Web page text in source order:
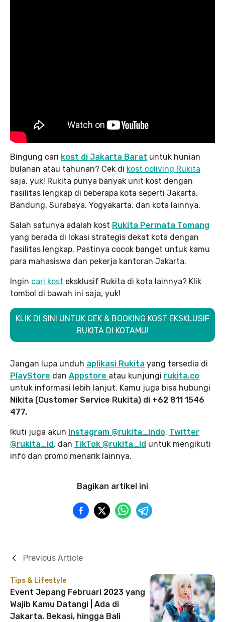
Bingung cari kost di Jakarta Barat untuk hunian
bulanan atau tahunan? Cek di kost coliving Rukita
saja, yuk! Rukita punya banyak unit kost dengan
fasilitas lengkap di beberapa kota seperti Jakarta,
Bandung, Surabaya, Yogyakarta, dan kota lainnya.
Salah satunya adalah kost Rukita Permata Tomang
yang berada di lokasi strategis dekat kota dengan
fasilitas lengkap. Pastinya cocok banget untuk kamu
para mahasiswa dan pekerja kantoran Jakarta.
Ingin cari kost eksklusif Rukita di kota lainnya? Klik
tombol di bawah ini saja, yuk!
KLIK DI SINI UNTUK CEK & BOOKING KOST EKSKLUSIF
RUKITA DI KOTAMU!
Jangan lupa unduh aplikasi Rukita yang tersedia di
PlayStore dan Appstore atau kunjungi rukita.co
untuk informasi lebih lanjut. Kamu juga bisa hubungi
Nikita (Customer Service Rukita) di +62 811 1546
477.
Ikuti juga akun Instagram @rukita_indo, Twitter
@rukita_id , dan TikTok @rukita_id untuk mengikuti
info dan promo menarik lainnya.
Bagikan artikel ini
Tips & Lifestyle
Event Jepang Februari 2023 yang
Wajib Kamu Datangi | Ada di
Jakarta, Bekasi, hingga Bali
Previous Article